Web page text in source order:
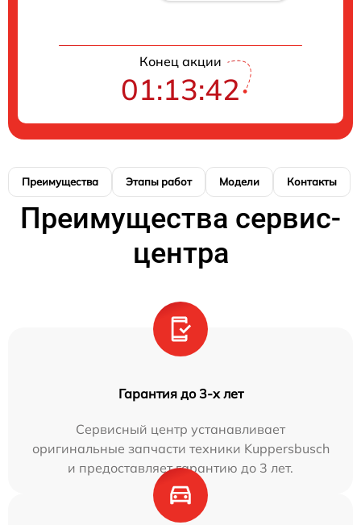
Конец акции
01:13:41
Преимущества Этапы работ Модели Контакты
Преимущества сервис-
центра
Гарантия до 3-х лет
Сервисный центр устанавливает
оригинальные запчасти техники Kuppersbusch
и предоставляет гарантию до 3 лет.